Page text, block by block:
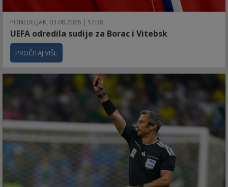
PONEDELJAK, 03.08.2026 | 17:38
UEFA odredila sudije za Borac i Vitebsk
PROČITAJ VIŠE